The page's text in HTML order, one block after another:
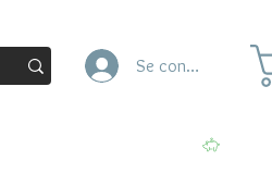
Se connecter
Ateliers